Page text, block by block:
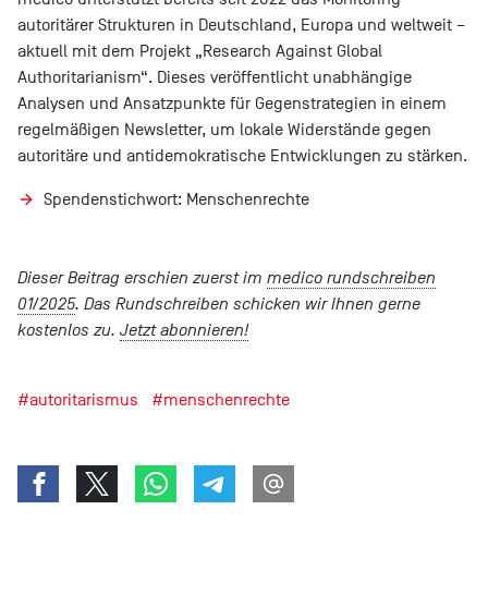
autoritärer Strukturen in Deutschland, Europa und weltweit –
aktuell mit dem Projekt „Research Against Global
Authoritarianism“. Dieses veröffentlicht unabhängige
Analysen und Ansatzpunkte für Gegenstrategien in einem
regelmäßigen Newsletter, um lokale Widerstände gegen
autoritäre und antidemokratische Entwicklungen zu stärken.
Spendenstichwort: Menschenrechte
Dieser Beitrag erschien zuerst im medico rundschreiben
01/2025. Das Rundschreiben schicken wir Ihnen gerne
kostenlos zu. Jetzt abonnieren!
#autoritarismus #menschenrechte